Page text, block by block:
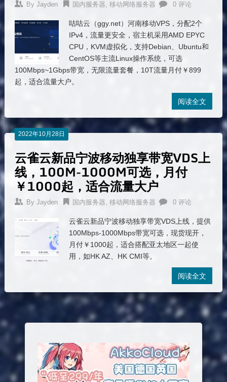
By Jayden 国内服务器, 移动网络服务器 0 评论
咕咕云（ggy.net）河南移动VPS，分配2个
IPv4，流量更安全，宿主机采用AMD EPYC
CPU，KVM虚拟化，支持Debian、Ubuntu和
CentOS等主流Linux操作系统，可选
100Mbps~1Gbps带宽，无限流量套餐，10T流量月付￥899
起，适合流量大户。
阅读全文
2022年10月28日
云雀云新品宁波移动独享带宽VDS上
线，100M-1000M可选，月付
￥1000起，适合流量大户
By Jayden 国内服务器, 移动网络服务器 0 评论
云雀云新品宁波移动独享带宽VDS上线，提供
100Mbps-1000Mbps带宽可选，现货现开，
月付￥1000起，适合搭配亚太地区一起使
用，如HK AZ、HK CMI等。
阅读全文